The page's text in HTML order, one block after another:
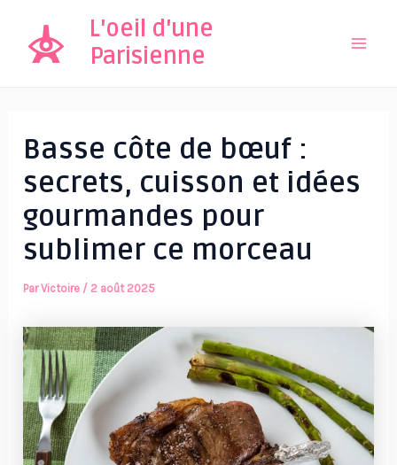
contenu
L'oeil d'une
Parisienne
Basse côte de bœuf :
secrets, cuisson et idées
gourmandes pour
sublimer ce morceau
ParVictoire / 2 août 2025